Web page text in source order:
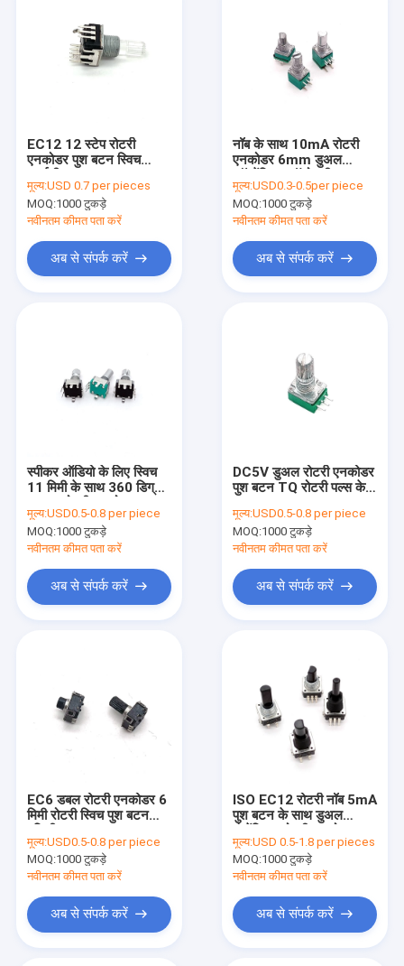
हमारे बारे में
हमसे संपर्क करें
समाचार
सभी मामलों
रोटरी पोटेंशियोमीटर
सतत रोटरी स्विच
गिटार फुट स्विच
स्लाइड पोटेंशियोमीटर
स्लाइड Fader
EC12 12 स्टेप रोटरी
एनकोडर पुश बटन स्विच
मूल्य:USD 0.7 per pieces
MOQ:1000 टुकड़े
नवीनतम कीमत पता करें
अब से संपर्क करें
नॉब के साथ 10mA रोटरी
एनकोडर 6mm डुअल
ऑडियो ट्यूनिंग
मूल्य:USD0.3-0.5per piece
MOQ:1000 टुकड़े
नवीनतम कीमत पता करें
अब से संपर्क करें
स्पीकर ऑडियो के लिए स्विच
11 मिमी के साथ 360 डिग्री
मूल्य:USD0.5-0.8 per piece
MOQ:1000 टुकड़े
नवीनतम कीमत पता करें
अब से संपर्क करें
DC5V डुअल रोटरी एनकोडर
पुश बटन TQ रोटरी पल्स के
मूल्य:USD0.5-0.8 per piece
MOQ:1000 टुकड़े
नवीनतम कीमत पता करें
अब से संपर्क करें
EC6 डबल रोटरी एनकोडर 6
मिमी रोटरी स्विच पुश बटन
मूल्य:USD0.5-0.8 per piece
MOQ:1000 टुकड़े
नवीनतम कीमत पता करें
अब से संपर्क करें
ISO EC12 रोटरी नॉब 5mA
पुश बटन के साथ डुअल
मूल्य:USD 0.5-1.8 per pieces
MOQ:1000 टुकड़े
नवीनतम कीमत पता करें
अब से संपर्क करें